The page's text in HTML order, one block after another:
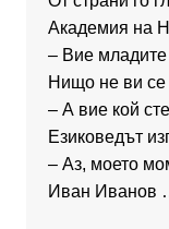
Академия на
– Вие
Нищо не ви
– А вие кой
Езиковедът
– Аз, моето
Иван Иванов